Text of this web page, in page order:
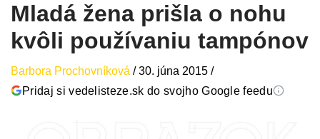
Mladá žena prišla o nohu
kvôli používaniu tampónov
Barbora Prochovníková /30. júna 2015 /
Pridaj si vedelisteze.sk do svojho Google feedu